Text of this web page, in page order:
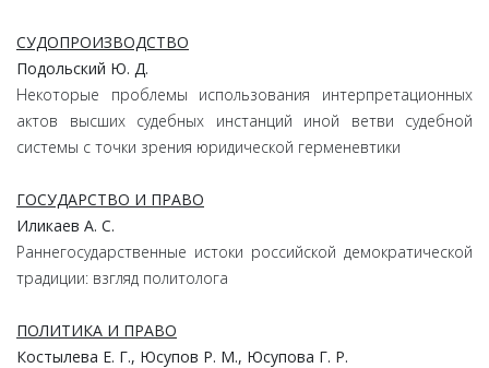
СУДОПРОИЗВОДСТВО
Подольский Ю. Д.
Некоторые проблемы использования интерпретационных
актов высших судебных инстанций иной ветви судебной
системы с точки зрения юридической герменевтики
ГОСУДАРСТВО И ПРАВО
Иликаев А. С.
Раннегосударственные истоки российской демократической
традиции: взгляд политолога
ПОЛИТИКА И ПРАВО
Костылева Е. Г., Юсупов Р. М., Юсупова Г. Р.